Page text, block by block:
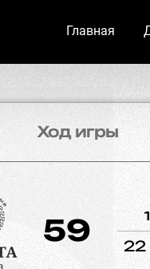
Главная
Ход игры
59 1
22